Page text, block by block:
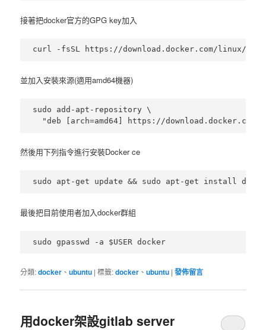
接著把docker官方的GPG key加入
並加入安裝來源(適用amd64機器)
sudo add-apt-repository \
然後用下列指令進行安裝Docker ce
最後把目前使用者加入docker群組
分類:docker 、ubuntu |標籤:docker 、ubuntu |發佈留言
用docker架設gitlab server